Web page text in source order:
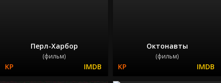
Перл-Харбор
(фильм)
Октонавты
(фильм)